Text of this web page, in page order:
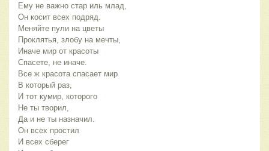
Ему не важно стар иль млад,
Он косит всех подряд.
Меняйте пули на цветы
Проклятья, злобу на мечты,
Иначе мир от красоты
Спасете, не иначе.
Все ж красота спасает мир
В который раз,
И тот кумир, которого
Не ты творил,
Да и не ты назначил.
Он всех простил
И всех сберег